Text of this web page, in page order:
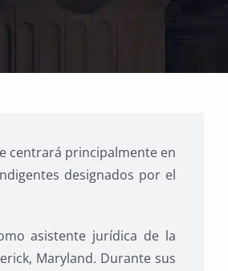
centrará principalmente en
designados por el
asistente jurídica de la
Maryland. Durante sus